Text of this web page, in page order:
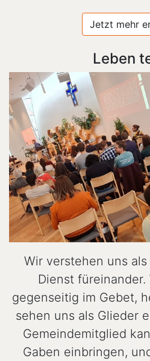
Jetzt mehr
Leben
Wir verstehen uns
Dienst
gegenseitig im Gebet,
sehen uns als Glieder
Gemeindemitglied
Gaben einbringen,